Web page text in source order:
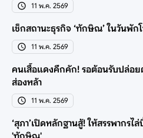
11 พ.ค. 2569
11 พ.ค. 2569
คนเสื้อแดงคึกคัก! รอต้อนรับปล่อ
ส่องหล้า
11 พ.ค. 2569
‘สุภา’เปิดหลักฐานสู้! ให้สรรพากร